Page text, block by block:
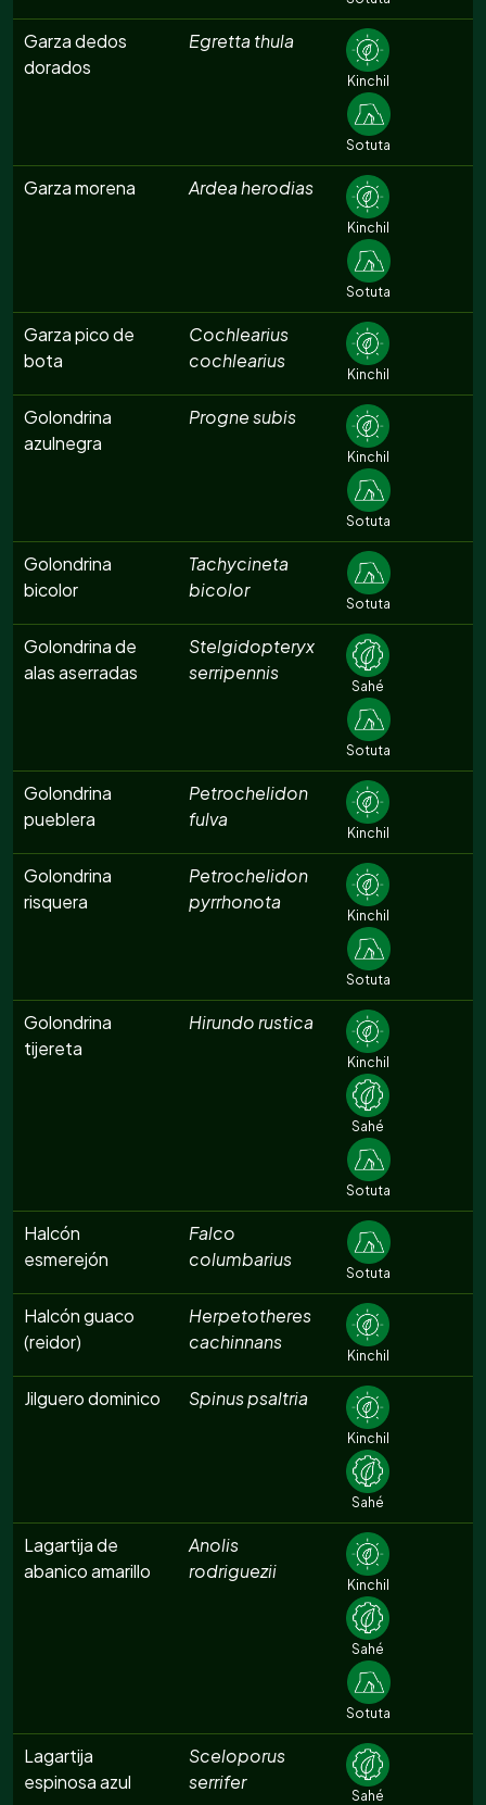
Garza dedos
dorados
Egretta thula
Kinchil
Sotuta
Garza morena Ardea herodias
Kinchil
Sotuta
Garza pico de
bota
Cochlearius
cochlearius
Kinchil
Golondrina
azulnegra
Progne subis
Kinchil
Sotuta
Golondrina
bicolor
Tachycineta
bicolor
Sotuta
Golondrina de
alas aserradas
Stelgidopteryx
serripennis
Sahé
Sotuta
Golondrina
pueblera
Petrochelidon
fulva
Kinchil
Golondrina
risquera
Petrochelidon
pyrrhonota
Kinchil
Sotuta
Golondrina
tijereta
Hirundo rustica
Kinchil
Sahé
Sotuta
Halcón
esmerejón
Falco
columbarius
Sotuta
Halcón guaco
(reidor)
Herpetotheres
cachinnans
Kinchil
Jilguero dominico Spinus psaltria
Kinchil
Sahé
Lagartija de
abanico amarillo
Anolis
rodriguezii
Kinchil
Sahé
Sotuta
Lagartija
espinosa azul
Sceloporus
serrifer
Sahé